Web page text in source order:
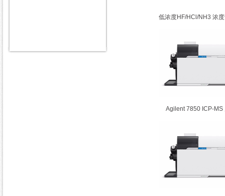
低浓度HF/HCl/NH3 浓
Agilent 7850 ICP-MS